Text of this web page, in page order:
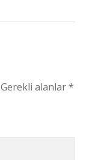
Gerekli alanlar*